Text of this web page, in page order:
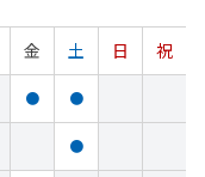
金 土 日
祝
● ●
●